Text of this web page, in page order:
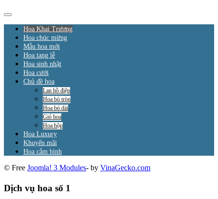
Hoa Khai Trương
Hoa chúc mừng
Mẫu hoa mới
Hoa tang lễ
Hoa sinh nhật
Hoa cưới
Chủ đề hoa
Lan hồ điệp
Hoa bó tròn
Hoa bó dài
Giỏ hoa
Hoa hộp
Hoa Luxury
Khuyến mãi
Hoa cắm bình
© Free Joomla! 3 Modules- by VinaGecko.com
Dịch vụ hoa số 1